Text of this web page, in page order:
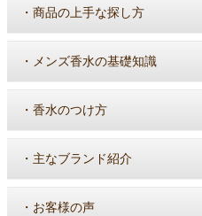
・ 商品の上手な探し方
・ メンズ香水の基礎知識
・ 香水のつけ方
・ 主なブランド紹介
・ お客様の声